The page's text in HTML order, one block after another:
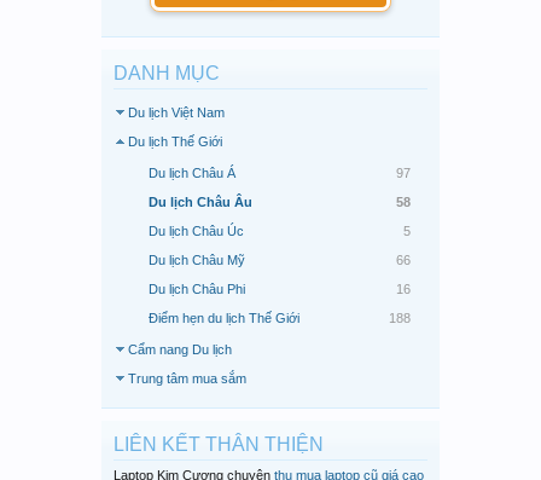
DANH MỤC
Du lịch Việt Nam
Du lịch Thế Giới
Du lịch Châu Á
97
Du lịch Châu Âu
58
Du lịch Châu Úc
5
Du lịch Châu Mỹ
66
Du lịch Châu Phi
16
Điểm hẹn du lịch Thế Giới
188
Cẩm nang Du lịch
Trung tâm mua sắm
LIÊN KẾT THÂN THIỆN
Laptop Kim Cương chuyên thu mua laptop cũ giá cao